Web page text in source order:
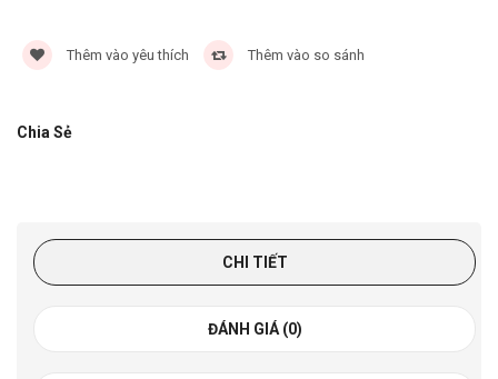
Thêm vào yêu thích Thêm vào so sánh
Chia Sẻ
CHI TIẾT
ĐÁNH GIÁ (0)